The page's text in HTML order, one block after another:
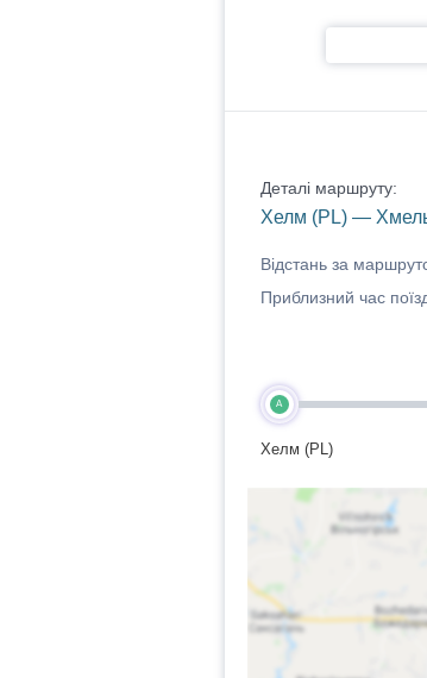
Деталі маршруту:
Хелм (PL) —
Відстань за
Приблизний час
A
Хелм (PL)